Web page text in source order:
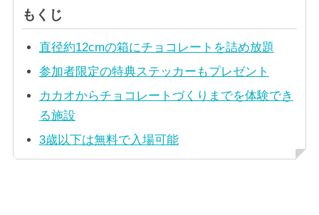
もくじ
直径約12cmの箱にチョコレートを詰め放題
参加者限定の特典ステッカーもプレゼント
カカオからチョコレートづくりまでを体験でき
る施設
3歳以下は無料で入場可能